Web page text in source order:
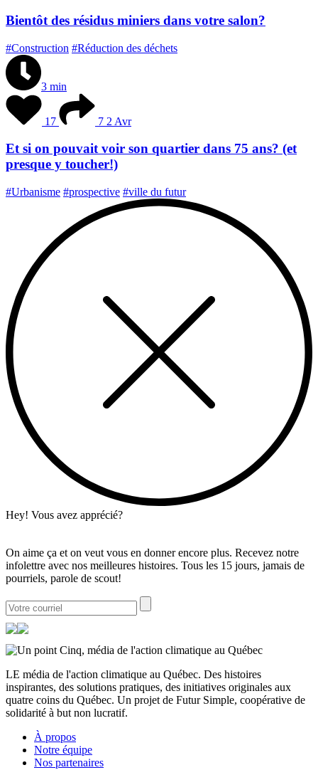
Bientôt des résidus miniers dans votre salon?
#Construction #Réduction des déchets
3 min
17 7 2 Avr
Et si on pouvait voir son quartier dans 75 ans? (et
presque y toucher!)
#Urbanisme #prospective #ville du futur
Hey! Vous avez apprécié?
On aime ça et on veut vous en donner encore plus. Recevez notre
infolettre avec nos meilleures histoires. Tous les 15 jours, jamais de
pourriels, parole de scout!
LE média de l'action climatique au Québec. Des histoires
inspirantes, des solutions pratiques, des initiatives originales aux
quatre coins du Québec. Un projet de Futur Simple, coopérative de
solidarité à but non lucratif.
À propos
Notre équipe
Nos partenaires